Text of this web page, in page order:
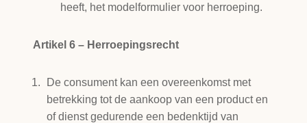
heeft, het modelformulier voor herroeping.
Artikel 6 – Herroepingsrecht
De consument kan een overeenkomst met
betrekking tot de aankoop van een product en
of dienst gedurende een bedenktijd van